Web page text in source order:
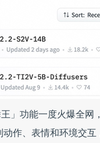
」功能一度火爆全网
作、表情和环境交互